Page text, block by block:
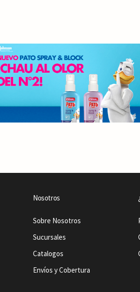
Nosotros
Sobre Nosotros
Sucursales
Catalogos
Envíos y Cobertura